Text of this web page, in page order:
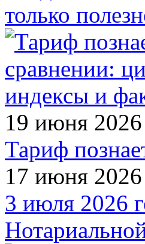
только
19 июня 2026
Тариф
17 июня 2026
3 июля 2026